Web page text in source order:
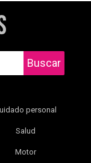
Buscar
personal
Salud
Motor